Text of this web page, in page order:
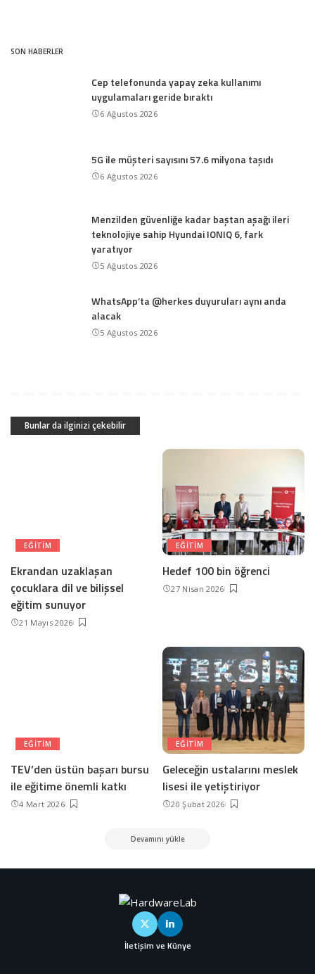
SON HABERLER
Cep telefonunda yapay zeka kullanımı
uygulamaları geride bıraktı
6 Ağustos 2026
5G ile müşteri sayısını 57.6 milyona taşıdı
6 Ağustos 2026
Menzilden güvenliğe kadar baştan aşağı ileri
teknolojiye sahip Hyundai IONIQ 6, fark
yaratıyor
5 Ağustos 2026
WhatsApp’ta @herkes duyuruları aynı anda
alacak
5 Ağustos 2026
Bunlar da ilginizi çekebilir
EĞITIM
Ekrandan uzaklaşan
çocuklara dil ve bilişsel
eğitim sunuyor
21 Mayıs 2026
EĞITIM
Hedef 100 bin öğrenci
27 Nisan 2026
EĞITIM
TEV’den üstün başarı bursu
ile eğitime önemli katkı
4 Mart 2026
EĞITIM
Geleceğin ustalarını meslek
lisesi ile yetiştiriyor
20 Şubat 2026
Devamını yükle
İletişim ve Künye